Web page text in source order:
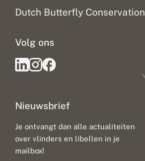
Dutch Butterfly Conservation
Nieuwsbrief
Je ontvangt dan alle actualiteiten
over vlinders en libellen in je
mailbox!
Volg ons